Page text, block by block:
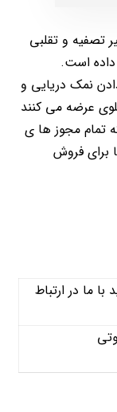
تصفیه و تقلبی
نمک دریایی و
عرضه می کنند
تمام مجوز ها ی
برای فروش
ما در ارتباط